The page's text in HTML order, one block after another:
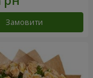
Замовити